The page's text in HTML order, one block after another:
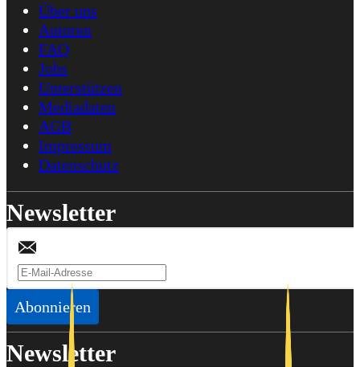
Über uns
Autoren
FAQ
Jobs
Unterstützen
Mediadaten
AGB
Impressum
Datenschutz
Newsletter
Abonnieren
Newsletter